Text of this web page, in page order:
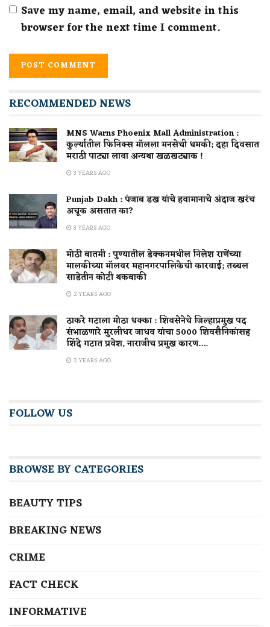
Save my name, email, and website in this
browser for the next time I comment.
RECOMMENDED NEWS
MNS Warns Phoenix Mall Administration :
कुर्ल्यातील फिनिक्स मॉलला मनसेची धमकी; दहा दिवसात
मराठी पाट्या लावा अन्यथा खळखट्याक !
3 YEARS AGO
Punjab Dakh : पंजाब डख यांचे हवामानाचे अंदाज खरंच
अचूक असतात का?
3 YEARS AGO
मोठी बातमी : पुण्यातील डेक्कनमधील निलेश राणेंच्या
मालकीच्या मॉलवर महानगरपालिकेची कारवाई; तब्बल
साडेतीन कोटी थकबाकी
2 YEARS AGO
ठाकरे गटाला मोठा धक्का : शिवसेनेचे जिल्हाप्रमुख पद
संभाळणारे मुरलीधर जाधव यांचा 5000 शिवसैनिकांसह
शिंदे गटात प्रवेश, नाराजीच प्रमुख कारण….
2 YEARS AGO
FOLLOW US
BROWSE BY CATEGORIES
BEAUTY TIPS
BREAKING NEWS
CRIME
FACT CHECK
INFORMATIVE